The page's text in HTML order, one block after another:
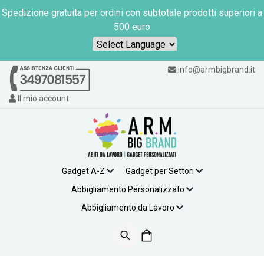
Spedizione gratuita per ordini con subtotale prodotti superiori a
500 euro
Powered by
info@armbigbrand.it
Il mio account
Gadget A-Z
Gadget per Settori
Abbigliamento Personalizzato
Abbigliamento da Lavoro